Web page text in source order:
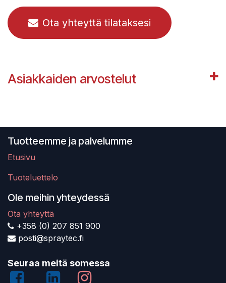
Ota yhteyttä tilataksesi
Asiakkaiden arvostelut
Tuotteemme ja palvelumme
Etusivu
Tuoteluettelo
Ole meihin yhteydessä
Ota yhteyttä
+358 (0) 207 851 900
posti@spraytec.fi
Seuraa meitä somessa